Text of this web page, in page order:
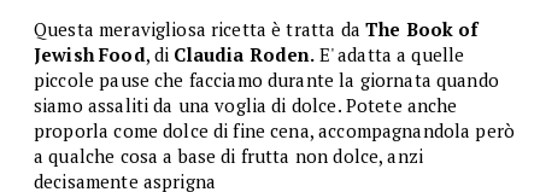
Questa meravigliosa ricetta è tratta da The Book of
Jewish Food, di Claudia Roden. E' adatta a quelle
piccole pause che facciamo durante la giornata quando
siamo assaliti da una voglia di dolce. Potete anche
proporla come dolce di fine cena, accompagnandola però
a qualche cosa a base di frutta non dolce, anzi
decisamente asprigna